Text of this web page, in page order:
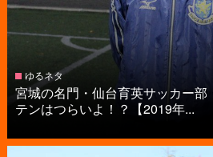
ゆるネタ
宮城の名門・仙台育英サッカー
テンはつらいよ！？【2019年...